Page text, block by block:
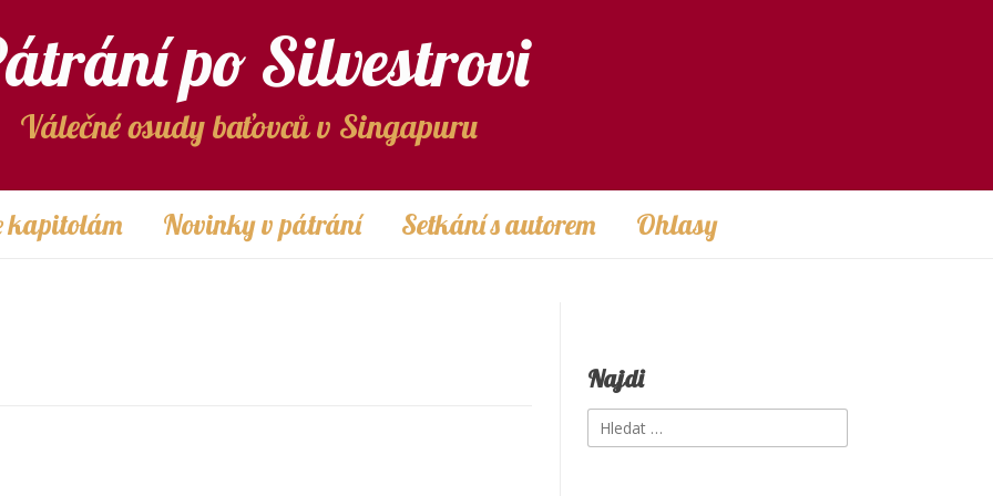
po Silvestrovi
Válečné osudy baťovců v Singapuru
kapitolám Novinky v pátrání Setkání s autorem Ohlasy
Najdi
Vyhledávání